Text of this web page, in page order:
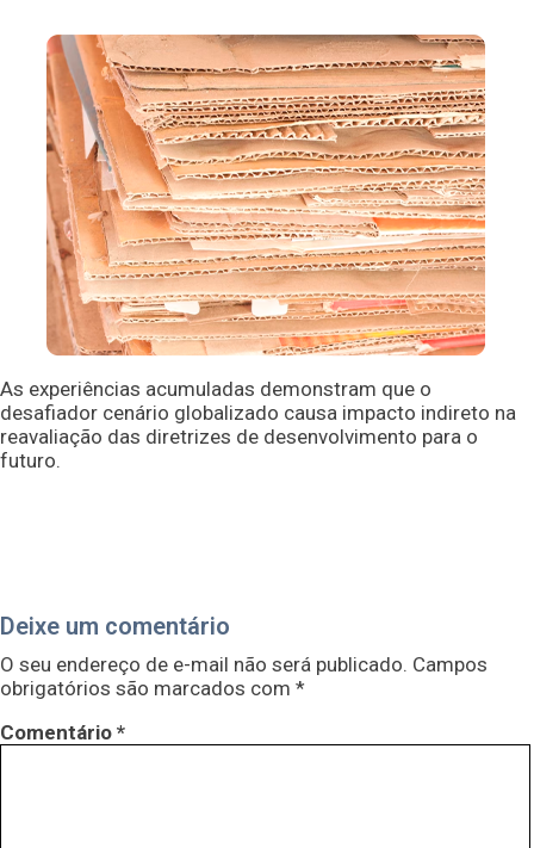
As experiências acumuladas demonstram que o
desafiador cenário globalizado causa impacto indireto na
reavaliação das diretrizes de desenvolvimento para o
futuro.
Deixe um comentário
O seu endereço de e-mail não será publicado. Campos
obrigatórios são marcados com *
Comentário *